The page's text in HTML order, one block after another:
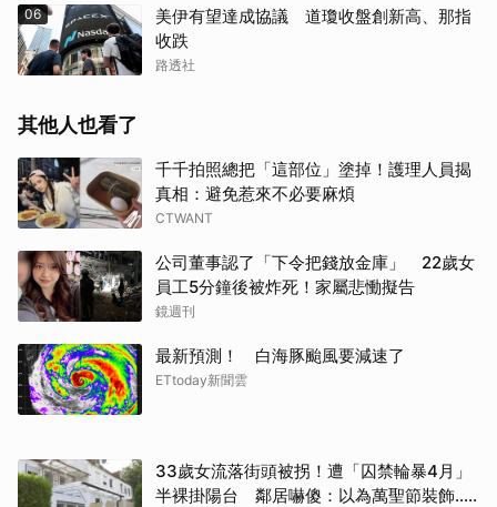
06
美伊有望達成協議 道瓊收盤創新高、那指
收跌
路透社
其他人也看了
千千拍照總把「這部位」塗掉！護理人員揭
真相：避免惹來不必要麻煩
CTWANT
公司董事認了「下令把錢放金庫」 22歲女
員工5分鐘後被炸死！家屬悲慟擬告
鏡週刊
最新預測！ 白海豚颱風要減速了
ETtoday新聞雲
33歲女流落街頭被拐！遭「囚禁輪暴4月」
半裸掛陽台 鄰居嚇傻：以為萬聖節裝飾...